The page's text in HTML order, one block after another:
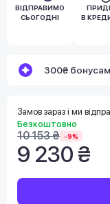
ВІДПРАВИМО
СЬОГОДНІ
В
300₴
Замов зараз і ми
Безкоштовно
10 153 ₴ -9%
9 230 ₴